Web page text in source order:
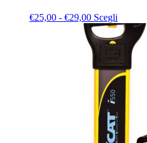
€25,00 - €29,00Fascia
di
prezzo:
da
€25,00
a
€29,00
Scegli
prodotto
ha
più
Le
opzioni
possono
scelte
nella
pagina